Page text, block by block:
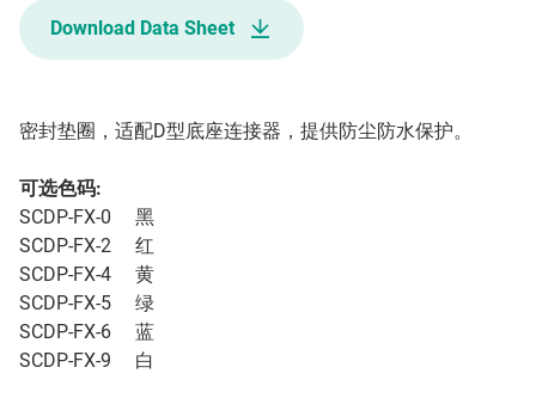
Download Data Sheet
密封垫圈，适配D型底座连接器，提供防尘防水保护。
可选色码:
SCDP-FX-0 黑
SCDP-FX-2 红
SCDP-FX-4 黄
SCDP-FX-5 绿
SCDP-FX-6 蓝
SCDP-FX-9 白